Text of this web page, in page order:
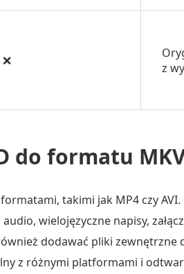
❌
z
do formatu
takimi jak MP4 czy AVI.
wielojęzyczne napisy,
dodawać pliki zewnętrzne
z różnymi platformami i